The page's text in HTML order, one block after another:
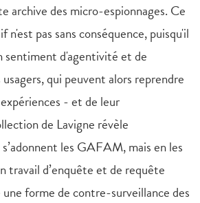
archive des micro-espionnages. Ce
pas sans conséquence, puisqu'il
sentiment d'agentivité et de
qui peuvent alors reprendre
- et de leur
de Lavigne révèle
s’adonnent les GAFAM, mais en les
travail d’enquête et de requête
forme de contre-surveillance des